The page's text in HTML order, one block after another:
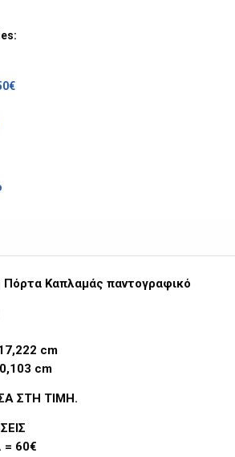
Καπλαμάς παντογραφικό
cm
cm
ΣΤΗ ΤΙΜΗ.
60€